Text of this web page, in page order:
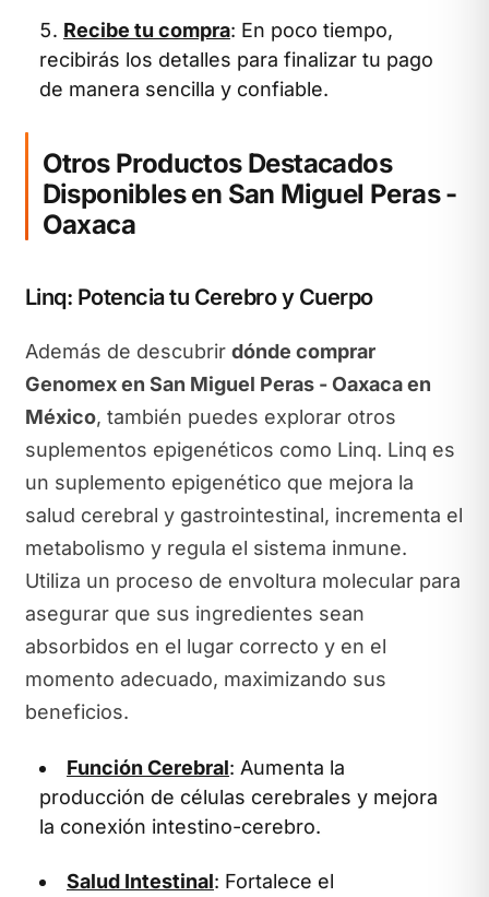
Recibe tu compra: En poco tiempo,
recibirás los detalles para finalizar tu pago
de manera sencilla y confiable.
Otros Productos Destacados
Disponibles en San Miguel Peras -
Oaxaca
Linq: Potencia tu Cerebro y Cuerpo
Además de descubrir dónde comprar
Genomex en San Miguel Peras - Oaxaca en
México, también puedes explorar otros
suplementos epigenéticos como Linq. Linq es
un suplemento epigenético que mejora la
salud cerebral y gastrointestinal, incrementa el
metabolismo y regula el sistema inmune.
Utiliza un proceso de envoltura molecular para
asegurar que sus ingredientes sean
absorbidos en el lugar correcto y en el
momento adecuado, maximizando sus
beneficios.
Función Cerebral: Aumenta la
producción de células cerebrales y mejora
la conexión intestino-cerebro.
Salud Intestinal: Fortalece el